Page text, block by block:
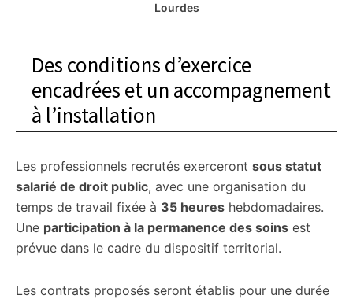
Lourdes
Des conditions d’exercice
encadrées et un accompagnement
à l’installation
Les professionnels recrutés exerceront sous statut
salarié de droit public, avec une organisation du
temps de travail fixée à 35 heures hebdomadaires.
Une participation à la permanence des soins est
prévue dans le cadre du dispositif territorial.
Les contrats proposés seront établis pour une durée